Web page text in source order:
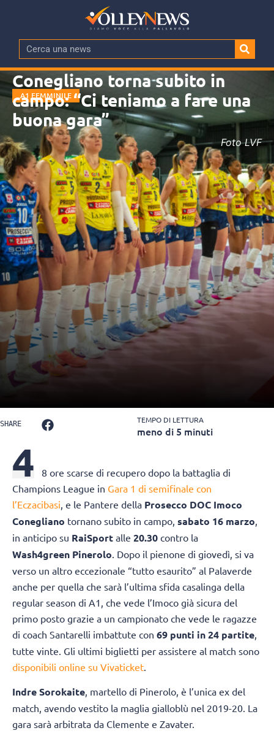
A1 FEMMINILE
Conegliano torna subito in
campo: “Ci teniamo a fare una
buona gara”
Foto LVF
SHARE TEMPO DI LETTURA
meno di 5 minuti
4
8 ore scarse di recupero dopo la battaglia di
Champions League in Gara 1 di semifinale con
l’Eczacibasi, e le Pantere della Prosecco DOC Imoco
Conegliano tornano subito in campo, sabato 16 marzo,
in anticipo su RaiSport alle 20.30 contro la
Wash4green Pinerolo. Dopo il pienone di giovedì, si va
verso un altro eccezionale “tutto esaurito” al Palaverde
anche per quella che sarà l’ultima sfida casalinga della
regular season di A1, che vede l’Imoco già sicura del
primo posto grazie a un campionato che vede le ragazze
di coach Santarelli imbattute con 69 punti in 24 partite,
tutte vinte. Gli ultimi biglietti per assistere al match sono
disponibili online su Vivaticket.
Indre Sorokaite, martello di Pinerolo, è l’unica ex del
match, avendo vestito la maglia gialloblù nel 2019-20. La
gara sarà arbitrata da Clemente e Zavater.